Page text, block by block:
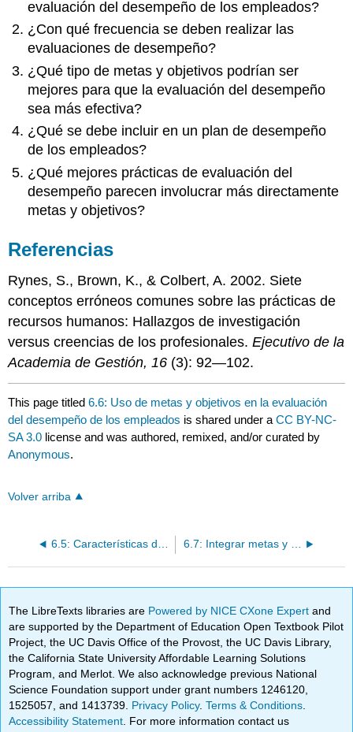
evaluación del desempeño de los empleados?
¿Con qué frecuencia se deben realizar las
evaluaciones de desempeño?
¿Qué tipo de metas y objetivos podrían ser
mejores para que la evaluación del desempeño
sea más efectiva?
¿Qué se debe incluir en un plan de desempeño
de los empleados?
¿Qué mejores prácticas de evaluación del
desempeño parecen involucrar más directamente
metas y objetivos?
Referencias
Rynes, S., Brown, K., & Colbert, A. 2002. Siete
conceptos erróneos comunes sobre las prácticas de
recursos humanos: Hallazgos de investigación
versus creencias de los profesionales.Ejecutivo de la
Academia de Gestión, 16 (3): 92—102.
This page titled6.6: Uso de metas y objetivos en la evaluación
del desempeño de los empleados is shared under aCC BY-NC-
SA 3.0 license and was authored, remixed, and/or curated by
Anonymous.
Volver arriba
6.5: Características de las metas y objetivos efectivos 6.7: Integrar metas y objetivos con la responsabilidad social corporativa
The LibreTexts libraries are Powered by NICE CXone Expertand
are supported by the Department of Education Open Textbook Pilot
Project, the UC Davis Office of the Provost, the UC Davis Library,
the California State University Affordable Learning Solutions
Program, and Merlot. We also acknowledge previous National
Science Foundation support under grant numbers 1246120,
1525057, and 1413739. Privacy Policy.Terms & Conditions
Accessibility Statement . For more information contact us